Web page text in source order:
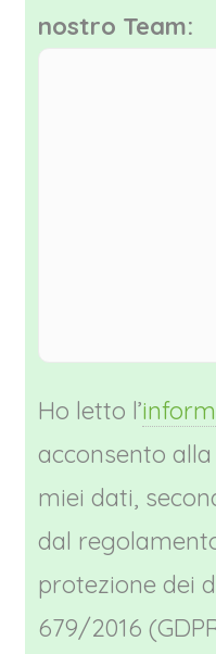
nostro Team:
Ho letto l’
acconsento
miei dati,
dal
protezione dei
679/2016